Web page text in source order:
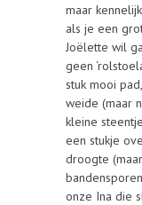
maar
als je een
Joëlette wil
geen
stuk mooi
weide (maar
kleine
een stukje
droogte
onze Ina die